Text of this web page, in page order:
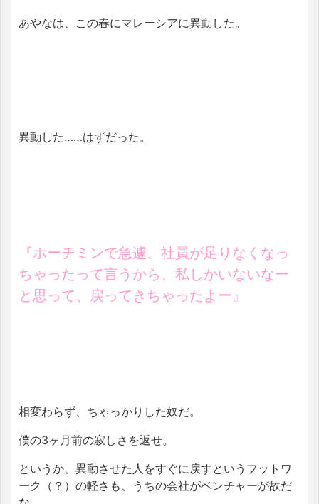
あやなは、この春にマレーシアに異動した。
異動した……はずだった。
『ホーチミンで急遽、社員が足りなくなっ
ちゃったって言うから、私しかいないなー
と思って、戻ってきちゃったよー』
相変わらず、ちゃっかりした奴だ。
僕の3ヶ月前の寂しさを返せ。
というか、異動させた人をすぐに戻すというフットワ
ーク（？）の軽さも、うちの会社がベンチャーが故だ